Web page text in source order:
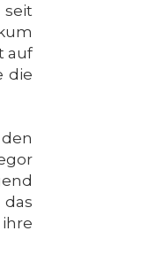
seit
auf
die